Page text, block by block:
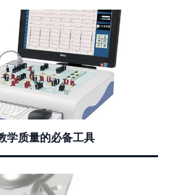
学质量的必备工具